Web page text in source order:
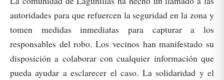
autoridades para que refuercen la seguridad en la zona y
tomen medidas inmediatas para capturar a los
responsables del robo. Los vecinos han manifestado su
disposición a colaborar con cualquier información que
pueda ayudar a esclarecer el caso. La solidaridad y el